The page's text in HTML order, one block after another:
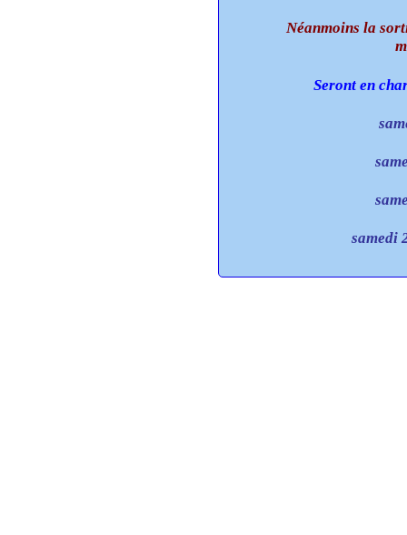
Néanmoins la sortie
Seront en
samedi